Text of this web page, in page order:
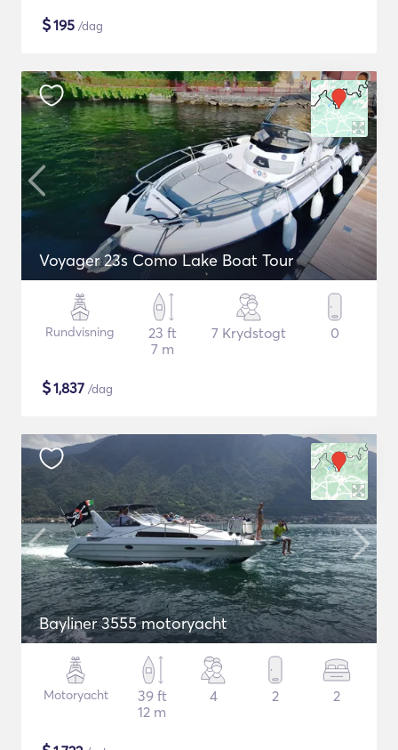
$195 /dag
Voyager 23s Como Lake Boat Tour
Rundvisning
23 ft
7 m
7 Krydstogt 0
$1,837 /dag
Bayliner 3555 motoryacht
Motoryacht
39 ft
12 m
4 2 2